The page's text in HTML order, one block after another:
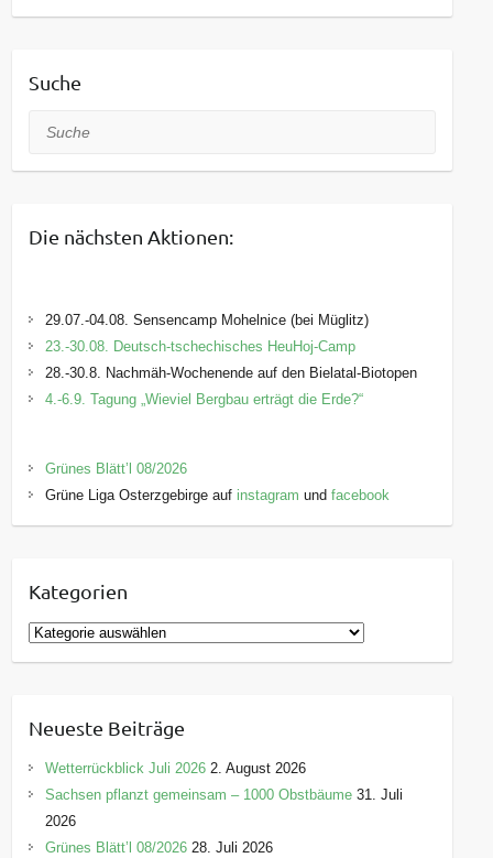
Suche
Suche
Die nächsten Aktionen:
29.07.-04.08. Sensencamp Mohelnice (bei Müglitz)
23.-30.08. Deutsch-tschechisches HeuHoj-Camp
28.-30.8. Nachmäh-Wochenende auf den Bielatal-Biotopen
4.-6.9. Tagung „Wieviel Bergbau erträgt die Erde?“
Grünes Blätt’l 08/2026
Grüne Liga Osterzgebirge auf instagram undfacebook
Kategorien
K
a
g
o
r
e
Neueste Beiträge
Wetterrückblick Juli 2026 2. August 2026
Sachsen pflanzt gemeinsam – 1000 Obstbäume 31. Juli
2026
Grünes Blätt’l 08/2026 28. Juli 2026